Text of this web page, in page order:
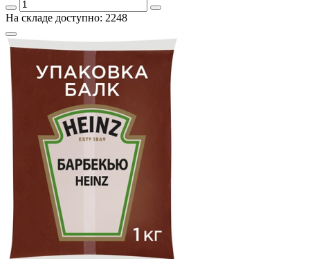
На складе доступно: 2248